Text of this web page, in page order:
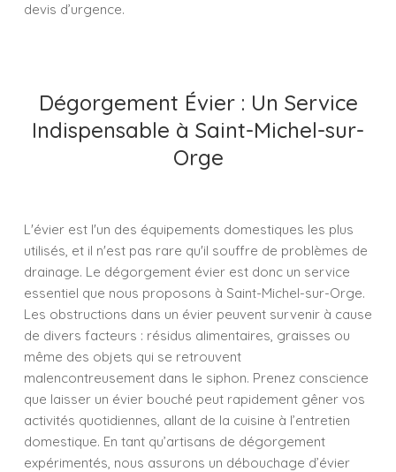
devis d’urgence.
Dégorgement Évier : Un Service
Indispensable à Saint-Michel-sur-
Orge
L'évier est l'un des équipements domestiques les plus
utilisés, et il n'est pas rare qu'il souffre de problèmes de
drainage. Le dégorgement évier est donc un service
essentiel que nous proposons à Saint-Michel-sur-Orge.
Les obstructions dans un évier peuvent survenir à cause
de divers facteurs : résidus alimentaires, graisses ou
même des objets qui se retrouvent
malencontreusement dans le siphon. Prenez conscience
que laisser un évier bouché peut rapidement gêner vos
activités quotidiennes, allant de la cuisine à l’entretien
domestique. En tant qu’artisans de dégorgement
expérimentés, nous assurons un débouchage d’évier